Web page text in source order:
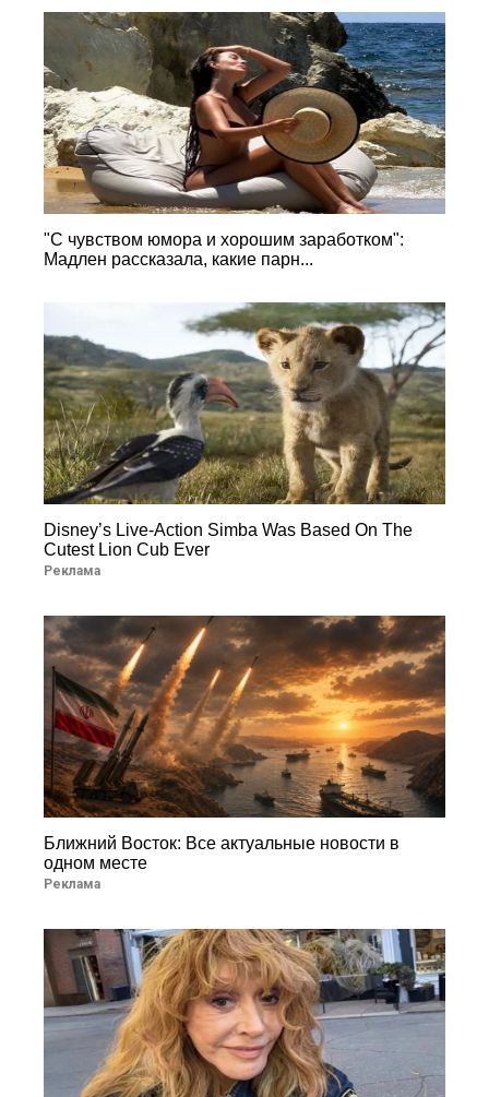
"С чувством юмора и хорошим заработком":
Мадлен рассказала, какие парн...
Disney’s Live-Action Simba Was Based On The
Cutest Lion Cub Ever
Реклама
Ближний Восток: Все актуальные новости в
одном месте
Реклама